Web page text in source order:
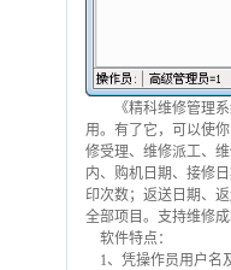
《精科维修管理系
用。有了它，可以使
修受理、维修派工、
内、购机日期、接修
印次数；返送日期、
全部项目。支持维修
软件特点：
1、凭操作员用户名